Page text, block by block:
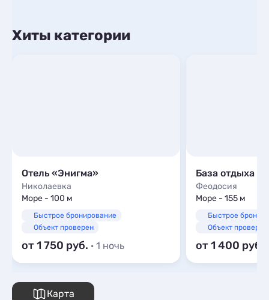
Хиты категории
Отель «Энигма»
Николаевка
Море - 100 м
Быстрое бронирование
Объект проверен
от 1 750 · 1 ночь
База отдыха
Феодосия
Море - 155 м
Быстрое
Объект проверен
от 1 400
Карта